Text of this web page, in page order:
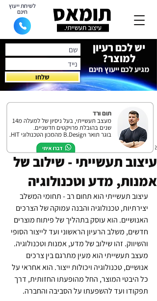
לשיחת ייעוץ
חינם
יש לכם רעיון
למוצר?
מגיע לכם ייעוץ חינם
שלחו
עיצוב תעשייתי - שילוב של
אמנות, מדע וטכנולוגיה
12 בדצמ׳ 2024
עיצוב תעשייתי הוא תחום רב - תחומי המשלב
יצירתיות, טכנולוגיה והבנה עמוקה של הצרכים
האנושיים. הוא עוסק בתהליך של פיתוח מוצרים
חדשים, משלב הרעיון הראשוני ועד לייצור הסופי
והשיווק. זהו שילוב של מדע, אמנות וטכנולוגיה.
מעצב תעשייתי הוא מעין מתרגם בין צרכים
אנושיים, טכנולוגיה ויכולות ייצור. הוא אחראי על
כל היבטי המוצר, החל מהופעתו החזותית, דרך
תפקודו ועד להשפעתו על הסביבה והחברה.
תום ורד
מעצב תעשייתי, בעל ניסיון של למעלה מ14
שנים בהובלת פרויקטים חדשניים.
בוגר תואר B.Design מהמכון הטכנולוגי HIT.